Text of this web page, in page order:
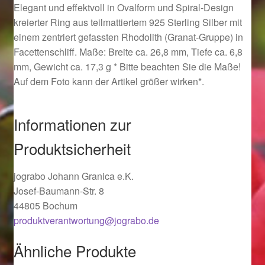
Ostergeschenke finden für Ostern 2019
Ostergeschenke finden für Ostern 2020
Ostergeschenke finden für Ostern 2021
Ostergeschenke finden für Ostern 2022
Partner
Shop
Startseite
Elegant und effektvoll in Ovalform und Spiral-Design
kreierter Ring aus teilmattiertem 925 Sterling Silber mit
einem zentriert gefassten Rhodolith (Granat-Gruppe) in
Facettenschliff. Maße: Breite ca. 26,8 mm, Tiefe ca. 6,8
mm, Gewicht ca. 17,3 g * Bitte beachten Sie die Maße!
Auf dem Foto kann der Artikel größer wirken*.
Informationen zur
Produktsicherheit
jograbo Johann Granica e.K.
Josef-Baumann-Str. 8
44805 Bochum
produktverantwortung@jograbo.de
Ähnliche Produkte